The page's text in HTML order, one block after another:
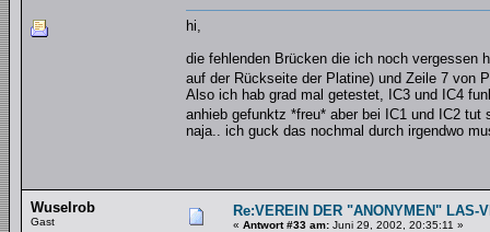
hi,
die fehlenden Brücken die ich noch vergessen
auf der Rückseite der Platine) und Zeile 7 von
Also ich hab grad mal getestet, IC3 und IC4
anhieb gefunktz *freu* aber bei IC1 und IC2
naja.. ich guck das nochmal durch irgendwo
Wuselrob
Gast
Re:VEREIN DER "ANONYMEN" LAS-
« Antwort #33 am: Juni 29, 2002, 20:35:11 »